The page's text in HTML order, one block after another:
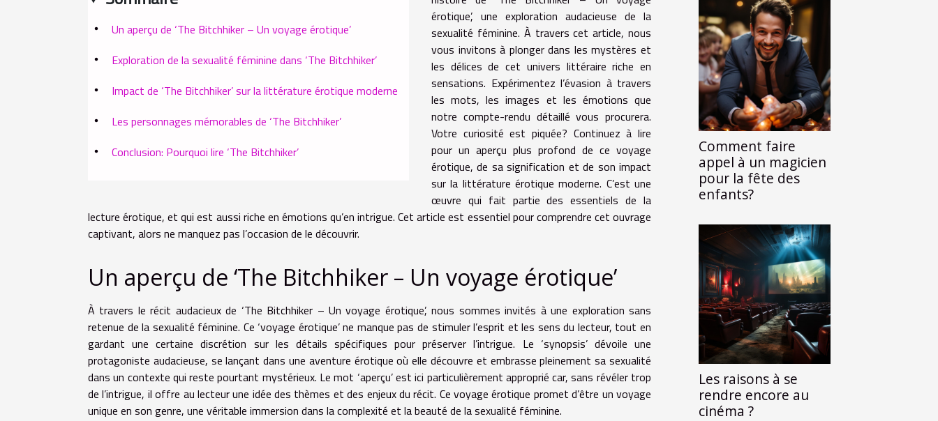
Un aperçu de ‘The Bitchhiker – Un voyage érotique’
Exploration de la sexualité féminine dans ‘The Bitchhiker’
Impact de ‘The Bitchhiker’ sur la littérature érotique moderne
Les personnages mémorables de ‘The Bitchhiker’
Conclusion: Pourquoi lire ‘The Bitchhiker’
érotique’, une exploration audacieuse de la
sexualité féminine. À travers cet article, nous
vous invitons à plonger dans les mystères et
les délices de cet univers littéraire riche en
sensations. Expérimentez l’évasion à travers
les mots, les images et les émotions que
notre compte-rendu détaillé vous procurera.
Votre curiosité est piquée? Continuez à lire
pour un aperçu plus profond de ce voyage
érotique, de sa signification et de son impact
sur la littérature érotique moderne. C’est une
œuvre qui fait partie des essentiels de la
lecture érotique, et qui est aussi riche en émotions qu’en intrigue. Cet article est essentiel pour comprendre cet ouvrage
captivant, alors ne manquez pas l’occasion de le découvrir.
Un aperçu de ‘The Bitchhiker – Un voyage érotique’
À travers le récit audacieux de ‘The Bitchhiker – Un voyage érotique’, nous sommes invités à une exploration sans
retenue de la sexualité féminine. Ce ‘voyage érotique’ ne manque pas de stimuler l’esprit et les sens du lecteur, tout en
gardant une certaine discrétion sur les détails spécifiques pour préserver l’intrigue. Le ‘synopsis’ dévoile une
protagoniste audacieuse, se lançant dans une aventure érotique où elle découvre et embrasse pleinement sa sexualité
dans un contexte qui reste pourtant mystérieux. Le mot ‘aperçu’ est ici particulièrement approprié car, sans révéler trop
de l’intrigue, il offre au lecteur une idée des thèmes et des enjeux du récit. Ce voyage érotique promet d’être un voyage
unique en son genre, une véritable immersion dans la complexité et la beauté de la sexualité féminine.
Comment faire
appel à un magicien
pour la fête des
enfants?
Les raisons à se
rendre encore au
cinéma ?